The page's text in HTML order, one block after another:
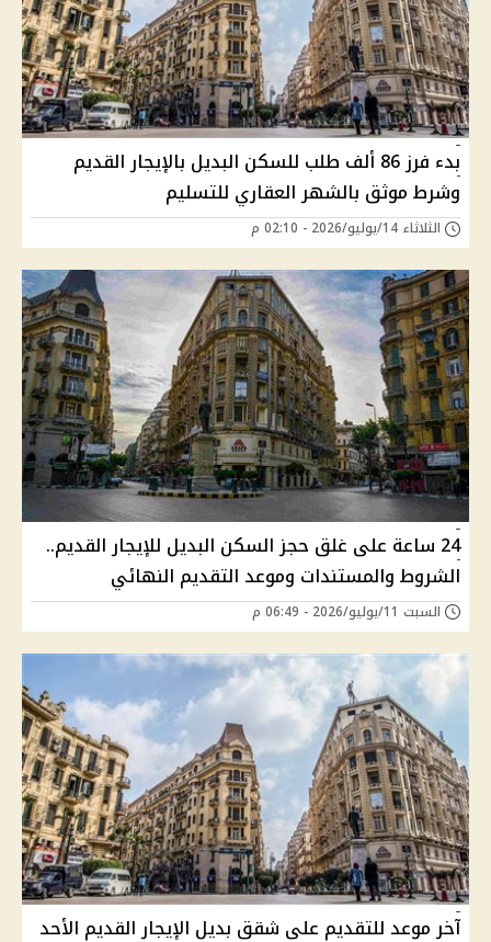
بدء فرز 86 ألف طلب للسكن البديل بالإيجار القديم
وشرط موثق بالشهر العقاري للتسليم
الثلاثاء 14/يوليو/2026 - 02:10 م
24 ساعة على غلق حجز السكن البديل للإيجار القديم..
الشروط والمستندات وموعد التقديم النهائي
السبت 11/يوليو/2026 - 06:49 م
آخر موعد للتقديم على شقق بديل الإيجار القديم الأحد